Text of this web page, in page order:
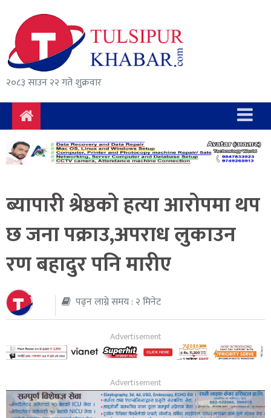
२०८३ साउन २२ गते शुक्रवार
समाचार
राजनीति
सुरक्षा/
अपराध
दुर्घटना
विचार
अर्थ
संवाद
मनोरञ्जन
थप
ब्यापारी श्रेष्ठको हत्या आरोपमा थप
छ जना पक्राउ,अपराध लुकाउन
रण बहादुर पनि मारीए
पढ्न लाग्ने समय : २ मिनेट